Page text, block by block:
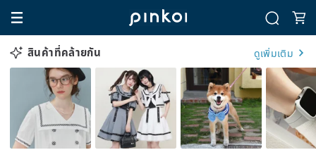
สินค้าที่คล้ายกัน ดูเพิ่มเติม